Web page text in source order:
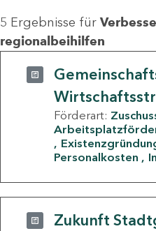
5 Ergebnisse für
regionalbeihilfen
Förderart:
Personalkosten
Zukunft